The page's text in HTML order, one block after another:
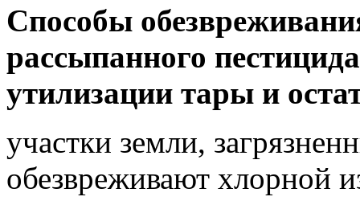
Способы
рассыпанного
утилизации тары и
участки земли,
обезвреживают хлорной